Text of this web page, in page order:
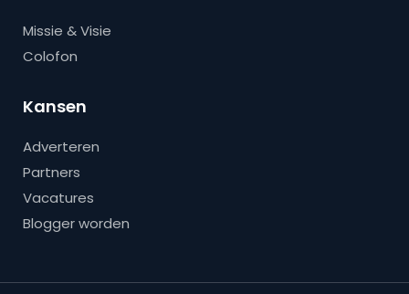
Missie & Visie
Colofon
Kansen
Adverteren
Partners
Vacatures
Blogger worden